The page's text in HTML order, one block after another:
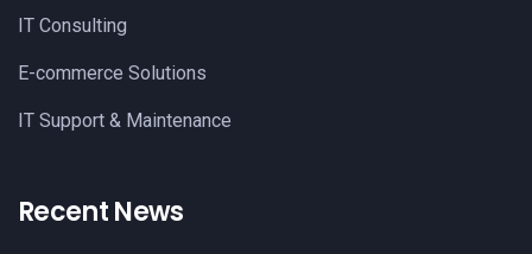
IT Consulting
E-commerce Solutions
IT Support & Maintenance
Recent News